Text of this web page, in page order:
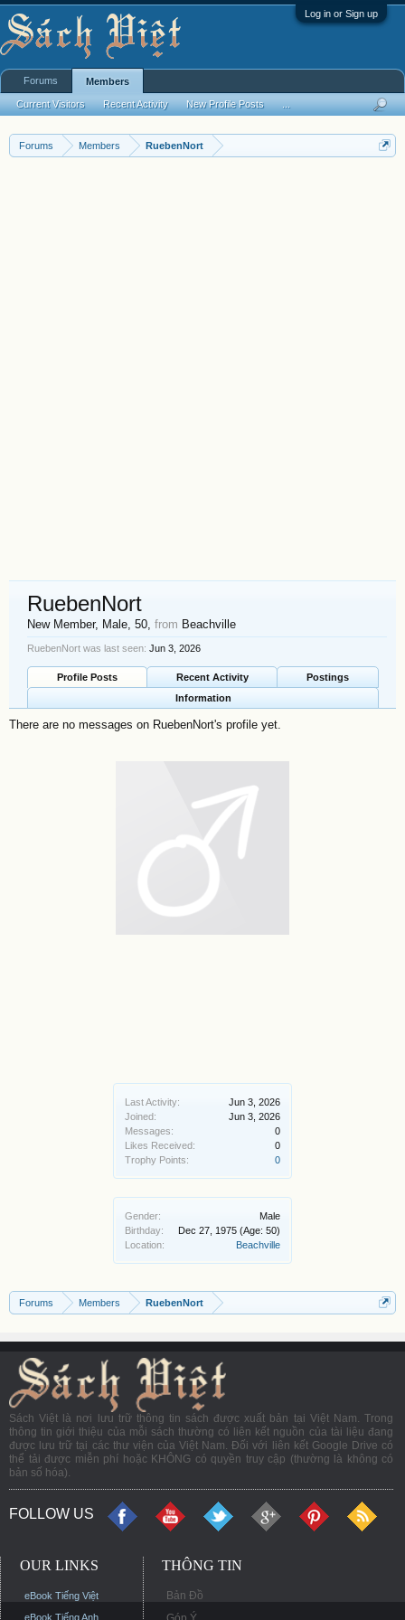
Log in or Sign up
Forums Members RuebenNort
Last Activity:
Jun 3, 2026
Joined:
Jun 3, 2026
Messages:
0
Likes Received:
0
Trophy Points:
0
Gender:
Male
Birthday:
Dec 27, 1975 (Age: 50)
Location:
Beachville
RuebenNort
New Member, Male, 50, from Beachville
RuebenNort was last seen: Jun 3, 2026
Profile Posts Recent Activity
Postings
Information
There are no messages on RuebenNort's profile yet.
Forums Members RuebenNort
Forums Members
Current Visitors Recent Activity New Profile Posts
Sách Việt là nơi lưu trữ thông tin sách được xuất bản tại Việt Nam. Trong
thông tin giới thiệu của mỗi sách thường có liên kết nguồn của tài liệu đang
được lưu trữ tại các thư viện của Việt Nam. Đối với liên kết Google Drive có
thể tải được miễn phí hoặc KHÔNG có quyền truy cập (thường là không có
bản số hóa).
FOLLOW US
OUR LINKS
eBook Tiếng Việt
eBook Tiếng Anh
THÔNG TIN
Bản Đồ